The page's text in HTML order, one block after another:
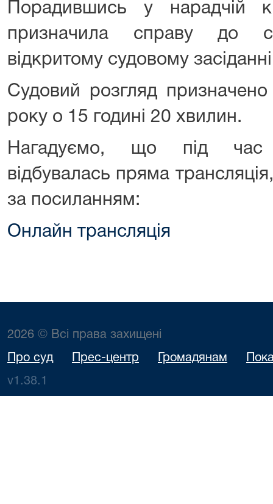
Порадившись у нарадчій
призначила справу до
відкритому судовому
Судовий розгляд
року о 15 годині 20 хвилин.
Нагадуємо, що під час
відбувалась пряма
за посиланням:
Онлайн трансляція
2026 © Всі права захищені
Про суд Прес-центр Громадянам
v1.38.1